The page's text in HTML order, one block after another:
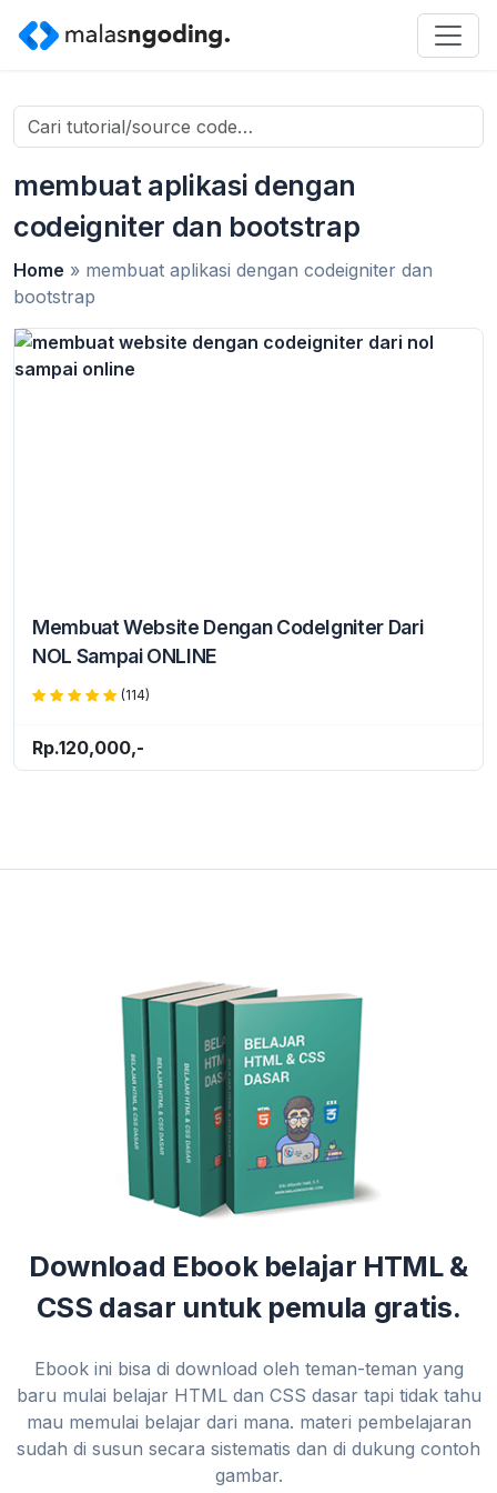
Search
for:
membuat aplikasi dengan
codeigniter dan bootstrap
Home » membuat aplikasi dengan codeigniter dan
bootstrap
Membuat Website Dengan CodeIgniter Dari
NOL Sampai ONLINE
(114)
Rp.120,000,-
Download Ebook belajar HTML &
CSS dasar untuk pemula gratis.
Ebook ini bisa di download oleh teman-teman yang
baru mulai belajar HTML dan CSS dasar tapi tidak tahu
mau memulai belajar dari mana. materi pembelajaran
sudah di susun secara sistematis dan di dukung contoh
gambar.